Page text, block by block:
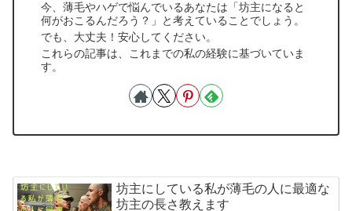
今、薄毛やハゲで悩んでいるあなたは「坊主になると
何がおこるんだろう？」と考えていることでしょう。
でも、大丈夫！安心してください。
これらの記事は、これまでの私の経験に基づいていま
す。
坊主にしている私が薄毛の人に最適な
坊主の長さ教えます